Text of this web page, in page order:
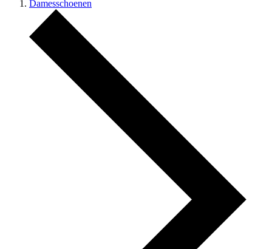
Damesschoenen